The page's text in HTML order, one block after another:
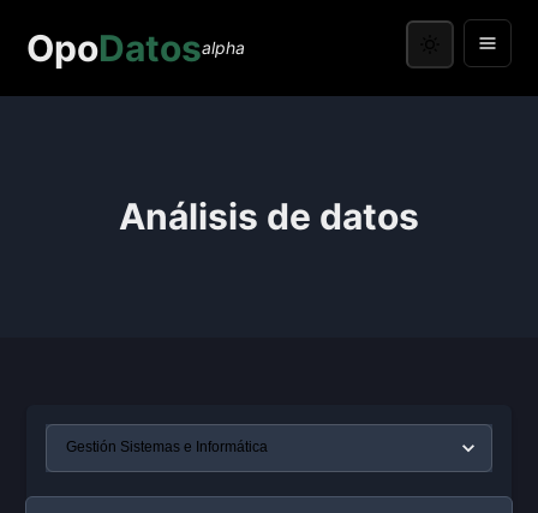
OpoDatosalpha
Análisis de datos